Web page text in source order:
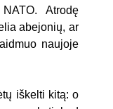
Atrodę
abejonių, ar
naujoje
iškelti kitą: o